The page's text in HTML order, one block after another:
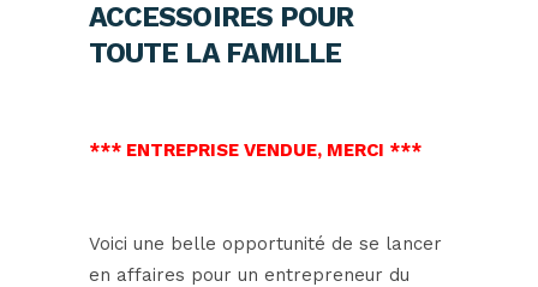
ACCESSOIRES POUR
TOUTE LA FAMILLE
*** ENTREPRISE VENDUE, MERCI ***
Voici une belle opportunité de se lancer
en affaires pour un entrepreneur du